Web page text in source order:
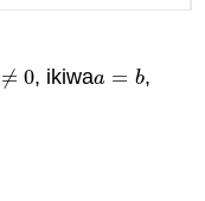
≠ 0
≠0 , ikiwaa = b
a =b
,